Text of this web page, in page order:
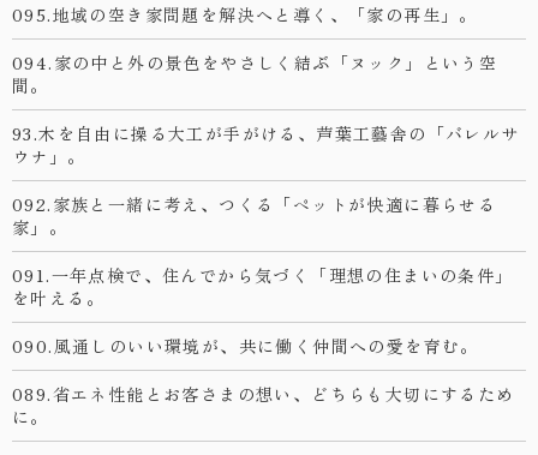
095.地域の空き家問題を解決へと導く、「家の再生」。
094.家の中と外の景色をやさしく結ぶ「ヌック」という空
間。
93.木を自由に操る大工が手がける、芦葉工藝舎の「バレルサ
ウナ」。
092.家族と一緒に考え、つくる「ペットが快適に暮らせる
家」。
091.一年点検で、住んでから気づく「理想の住まいの条件」
を叶える。
090.風通しのいい環境が、共に働く仲間への愛を育む。
089.省エネ性能とお客さまの想い、どちらも大切にするため
に。